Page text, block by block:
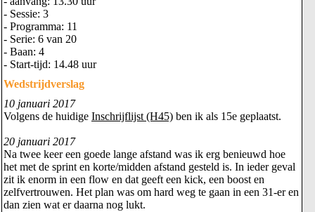
- Sessie: 3
- Programma: 11
- Serie: 6 van 20
- Baan: 4
- Start-tijd: 14.48 uur
Wedstrijdverslag
10 januari 2017
Volgens de huidige Inschrijflijst (H45) ben ik als 15e geplaatst.
20 januari 2017
Na twee keer een goede lange afstand was ik erg benieuwd hoe
het met de sprint en korte/midden afstand gesteld is. In ieder geval
zit ik enorm in een flow en dat geeft een kick, een boost en
zelfvertrouwen. Het plan was om hard weg te gaan in een 31-er en
dan zien wat er daarna nog lukt.